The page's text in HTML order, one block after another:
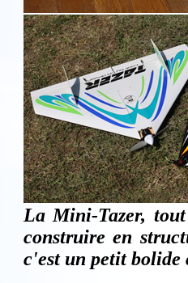
La Mini-Tazer,
construire en
c'est un petit bolide